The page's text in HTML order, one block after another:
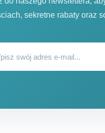
sekretne rabaty oraz